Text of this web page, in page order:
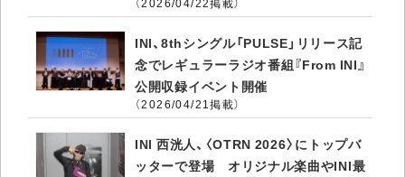
INI、8thシングル「PULSE」リリース記
念でレギュラーラジオ番組『From INI』
公開収録イベント開催
（2026/04/21掲載）
INI 西洸人、〈OTRN 2026〉にトップバ
ッターで登場 オリジナル楽曲やINI最